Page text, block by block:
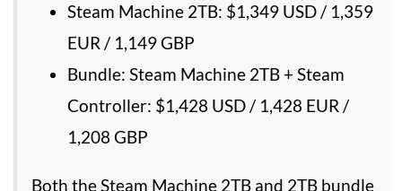
Steam Machine 2TB: $1,349 USD / 1,359
EUR / 1,149 GBP
Bundle: Steam Machine 2TB + Steam
Controller: $1,428 USD / 1,428 EUR /
1,208 GBP
Both the Steam Machine 2TB and 2TB bundle